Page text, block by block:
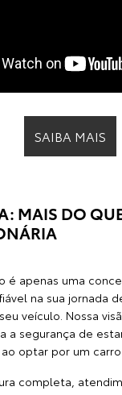
SAIBA MAIS
MAIS DO
é apenas uma
na sua jornada
veículo. Nossa
a segurança de
optar por um
completa,